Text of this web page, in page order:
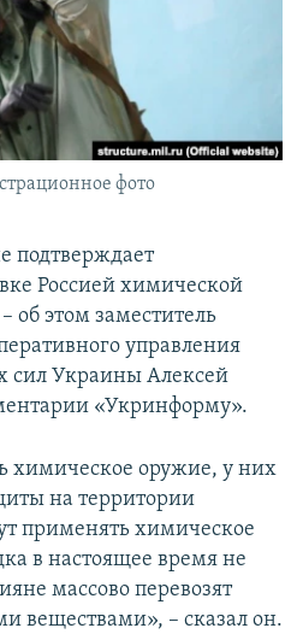
фото
подтверждает
Россией химической
об этом заместитель
управления
сил Украины Алексей
«Укринформу».
химическое оружие, у них
на территории
применять химическое
в настоящее время не
массово перевозят
веществами», – сказал он.